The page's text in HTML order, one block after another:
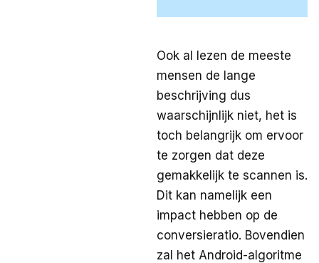
Ook al lezen de meeste
mensen de lange
beschrijving dus
waarschijnlijk niet, het is
toch belangrijk om ervoor
te zorgen dat deze
gemakkelijk te scannen is.
Dit kan namelijk een
impact hebben op de
conversieratio. Bovendien
zal het Android-algoritme